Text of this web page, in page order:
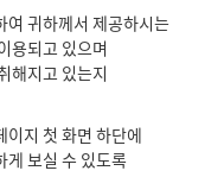
여 귀하께서 제공하시는
용되고 있으며
해지고 있는지
지 첫 화면 하단에
게 보실 수 있도록